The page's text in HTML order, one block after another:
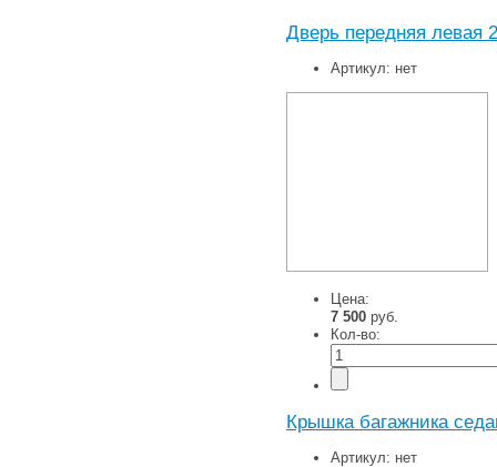
Дверь передняя левая
Артикул: нет
Цена:
7 500 руб.
Кол-во:
Крышка багажника
Артикул: нет